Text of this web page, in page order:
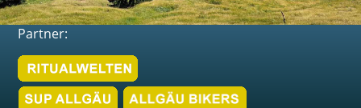
Partner: